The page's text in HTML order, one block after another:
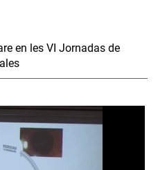
en les VI Jornadas de